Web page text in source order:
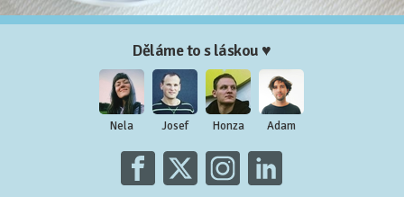
Děláme to s láskou ♥
Nela Josef Honza Adam